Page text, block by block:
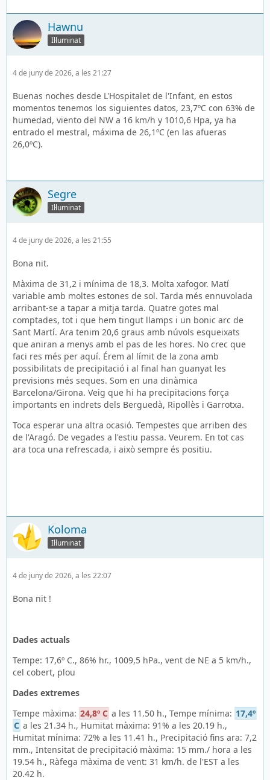
Hawnu
Il·luminat
4 de juny de 2026, a les 21:27
Buenas noches desde L'Hospitalet de l'Infant, en estos
momentos tenemos los siguientes datos, 23,7ºC con 63% de
humedad, viento del NW a 16 km/h y 1010,6 Hpa, ya ha
entrado el mestral, máxima de 26,1ºC (en las afueras
26,0ºC).
Segre
Il·luminat
4 de juny de 2026, a les 21:55
Bona nit.
Màxima de 31,2 i mínima de 18,3. Molta xafogor. Matí
variable amb moltes estones de sol. Tarda més ennuvolada
arribant-se a tapar a mitja tarda. Quatre gotes mal
comptades, tot i que hem tingut llamps i un bonic arc de
Sant Martí. Ara tenim 20,6 graus amb núvols esqueixats
que aniran a menys amb el pas de les hores. No crec que
faci res més per aquí. Érem al límit de la zona amb
possibilitats de precipitació i al final han guanyat les
previsions més seques. Som en una dinàmica
Barcelona/Girona. Veig que hi ha precipitacions força
importants en indrets dels Berguedà, Ripollès i Garrotxa.
Toca esperar una altra ocasió. Tempestes que arriben des
de l'Aragó. De vegades a l'estiu passa. Veurem. En tot cas
ara toca una refrescada, i això sempre és positiu.
Koloma
Il·luminat
4 de juny de 2026, a les 22:07
Bona nit !
Dades actuals
Tempe: 17,6º C., 86% hr., 1009,5 hPa., vent de NE a 5 km/h.,
cel cobert, plou
Dades extremes
Tempe màxima: 24,8º C a les 11.50 h., Tempe mínima: 17,4º
C a les 21.34 h., Humitat màxima: 91% a les 20.19 h.,
Humitat mínima: 72% a les 11.41 h., Precipitació fins ara: 7,2
mm., Intensitat de precipitació màxima: 15 mm./ hora a les
19.54 h., Ràfega màxima de vent: 31 km/h. de l'EST a les
20.42 h.